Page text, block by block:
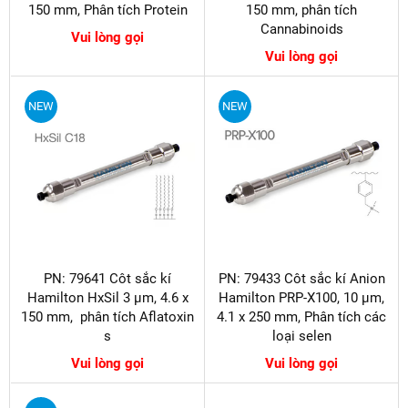
150 mm, Phân tích Protein
Vui lòng gọi
150 mm, phân tích
Cannabinoids
Vui lòng gọi
NEW
PN: 79641 Côt sắc kí
Hamilton HxSil 3 µm, 4.6 x
150 mm, phân tích Aflatoxin​​​​​​​
s
Vui lòng gọi
NEW
PN: 79433 Côt sắc kí Anion
Hamilton PRP-X100, 10 µm,
4.1 x 250 mm, Phân tích các
loại selen
Vui lòng gọi